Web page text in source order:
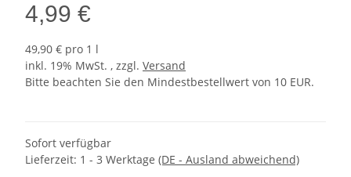
4,99 €
49,90 € pro 1 l
inkl. 19% MwSt. , zzgl. Versand
Bitte beachten Sie den Mindestbestellwert von 10 EUR.
Sofort verfügbar
Lieferzeit: 1 - 3 Werktage (DE - Ausland abweichend)